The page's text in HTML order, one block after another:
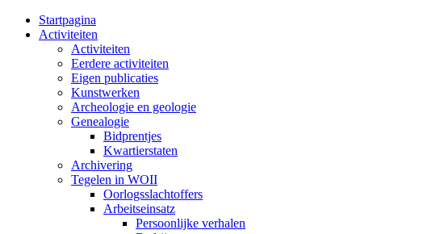
Startpagina
Activiteiten
Activiteiten
Eerdere activiteiten
Eigen publicaties
Kunstwerken
Archeologie en geologie
Genealogie
Bidprentjes
Kwartierstaten
Archivering
Tegelen in WOII
Oorlogsslachtoffers
Arbeitseinsatz
Persoonlijke verhalen